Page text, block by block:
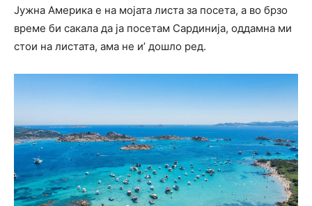
Јужна Америка е на мојата листа за посета, а во брзо
време би сакала да ја посетам Сардинија, оддамна ми
стои на листата, ама не и’ дошло ред.